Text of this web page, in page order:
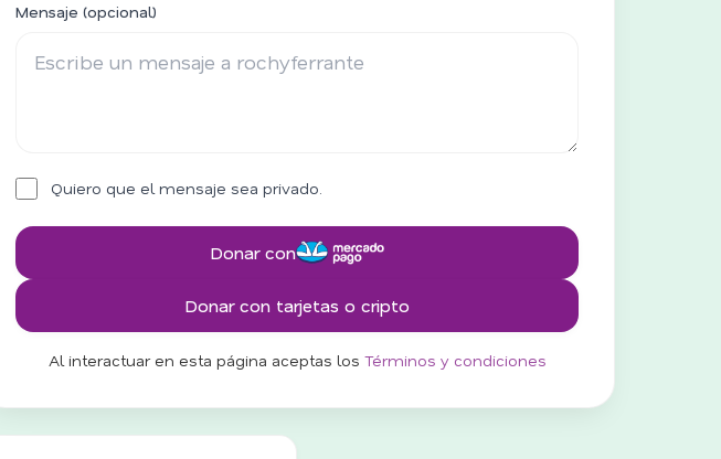
Mensaje (opcional)
Quiero que el mensaje sea privado.
Donar con
Donar con tarjetas o cripto
Al interactuar en esta página aceptas los Términos y condiciones